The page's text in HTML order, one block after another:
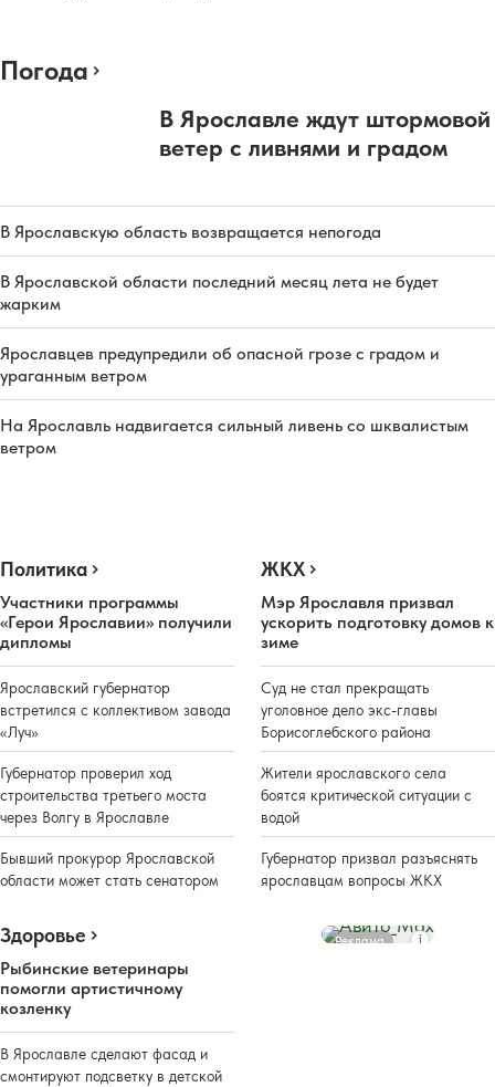
Погода
В Ярославле ждут штормовой
ветер с ливнями и градом
В Ярославскую область возвращается непогода
В Ярославской области последний месяц лета не будет
жарким
Ярославцев предупредили об опасной грозе с градом и
ураганным ветром
На Ярославль надвигается сильный ливень со шквалистым
ветром
Политика
Участники программы
«Герои Ярославии» получили
дипломы
Ярославский губернатор
встретился с коллективом завода
«Луч»
Губернатор проверил ход
строительства третьего моста
через Волгу в Ярославле
Бывший прокурор Ярославской
области может стать сенатором
ЖКХ
Мэр Ярославля призвал
ускорить подготовку домов к
зиме
Суд не стал прекращать
уголовное дело экс-главы
Борисоглебского района
Жители ярославского села
боятся критической ситуации с
водой
Губернатор призвал разъяснять
ярославцам вопросы ЖКХ
Здоровье
Рыбинские ветеринары
помогли артистичному
козленку
В Ярославле сделают фасад и
смонтируют подсветку в детской
Реклама